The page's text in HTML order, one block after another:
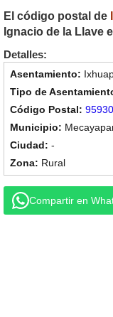
El código postal de
Ignacio de la Llave
Detalles:
95930
-
Rural
Compartir en